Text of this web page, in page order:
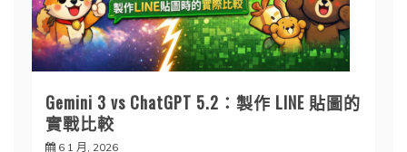
Gemini 3 vs ChatGPT 5.2：製作 LINE 貼圖的
實戰比較
6 1 月, 2026